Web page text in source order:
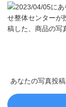
あなたの写真投